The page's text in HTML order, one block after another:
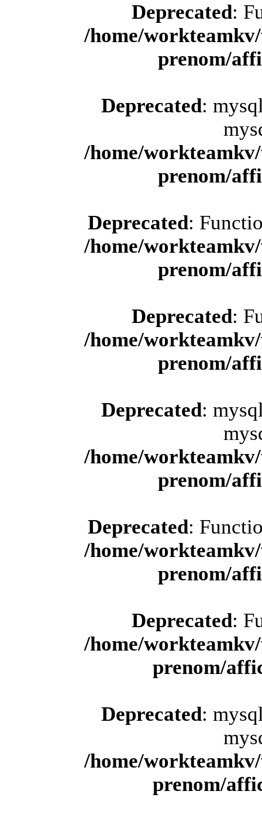
Deprecated:
/home/
prenom/
Deprecated:
/home/
prenom/
Deprecated:
/home/
prenom/
Deprecated:
/home/
prenom/
Deprecated:
/home/
prenom/
Deprecated:
/home/
prenom/
Deprecated:
/home/
prenom/
Deprecated:
/home/
prenom/